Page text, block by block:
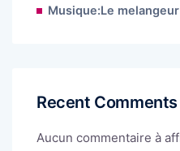
Musique:Le
Recent Comments
Aucun commentaire à